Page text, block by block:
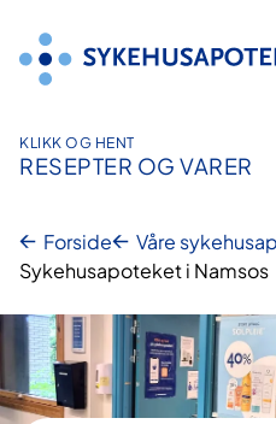
innhold
KLIKK OG HENT
RESEPTER OG VARER
Forside
Våre
Sykehusapoteket i Namsos